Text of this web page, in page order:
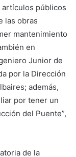
públicos
las obras
mantenimiento
en
Junior de
por la Dirección
además,
por tener un
del Puente”,
de la